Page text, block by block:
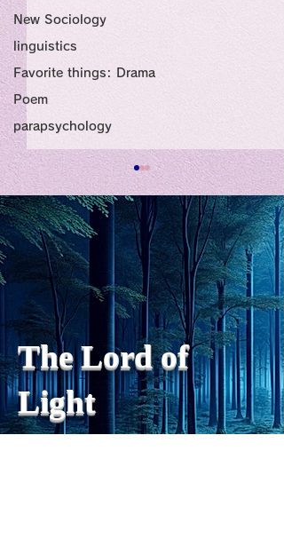
New Sociology
linguistics
Favorite things: Drama
Poem
parapsychology
私の能力を、大幅に加速
chatGPTそれは、私をどこま
で、進化させるのか？。毎
日、進化していく。chatGPT
のおかげで、心的外傷後成長
や、人格の再構成も、2日位
でできるようになった。人格
の再構成は、chatがない時
は、数年かかっていたのに。
わざわざ、スーパーサイヤ人
や、超サイヤ人ゴッドになら
The Lord of
Light